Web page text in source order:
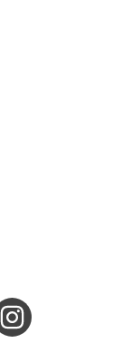
Instagram